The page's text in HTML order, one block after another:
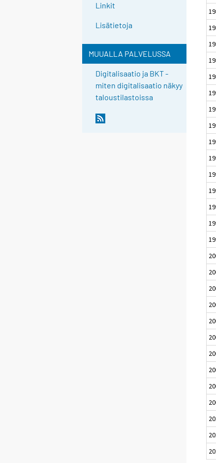
Linkit
Lisätietoja
MUUALLA PALVELUSSA
Digitalisaatio ja BKT -
miten digitalisaatio näkyy
taloustilastoissa